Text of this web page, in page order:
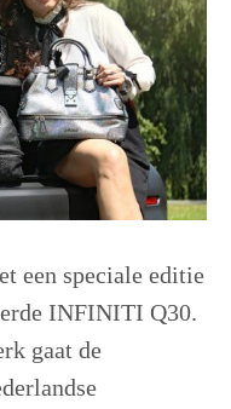
een speciale editie
INFINITI Q30.
gaat de